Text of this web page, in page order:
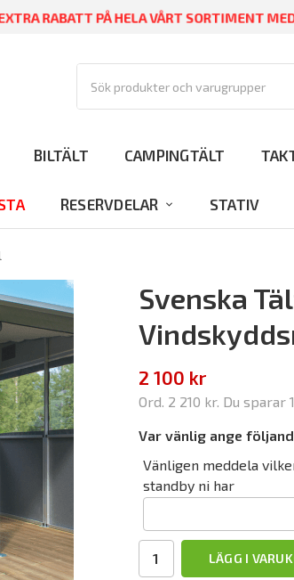
RABATT PÅ HELA VÅRT SORTIMENT
BILTÄLT CAMPINGTÄLT
RESERVDELAR STATIV
Svenska
2 100 kr
Ord. 2 210 kr. Du sparar
Var vänlig ange
Vänligen meddela
standby ni har
LÄGG I